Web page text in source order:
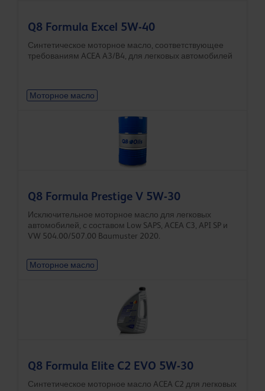
Q8 Formula Excel 5W-40
Синтетическое моторное масло, соответствующее
требованиям ACEA A3/B4, для легковых автомобилей
Моторное масло
Q8 Formula Prestige V 5W-30
Исключительное моторное масло для легковых
автомобилей, с составом Low SAPS, ACEA C3, API SP и
VW 504.00/507.00 Baumuster 2020.
Моторное масло
Q8 Formula Elite C2 EVO 5W-30
Синтетическое моторное масло ACEA C2 для легковых